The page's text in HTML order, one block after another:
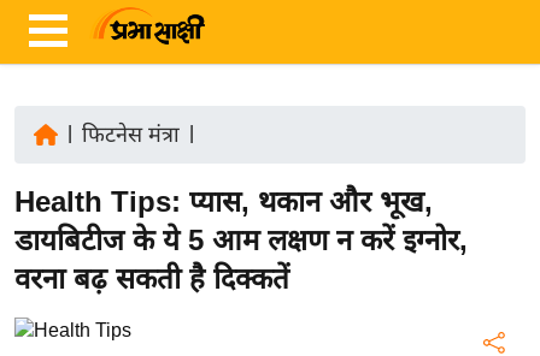
ज़ा
ख
र
रा
फिटनेस मंत्रा
Health Tips: प्यास, थकान और भूख,
डायबिटीज के ये 5 आम लक्षण न करें इग्नोर,
वरना बढ़ सकती है दिक्कतें